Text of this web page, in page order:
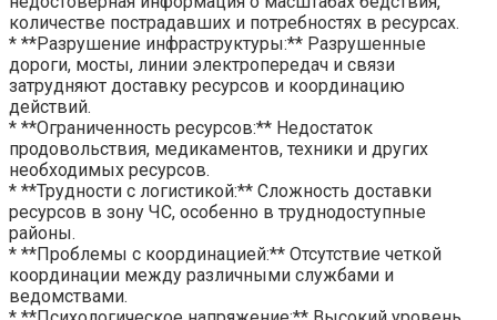
количестве пострадавших и потребностях в ресурсах.
* **Разрушение инфраструктуры:** Разрушенные
дороги, мосты, линии электропередач и связи
затрудняют доставку ресурсов и координацию
действий.
* **Ограниченность ресурсов:** Недостаток
продовольствия, медикаментов, техники и других
необходимых ресурсов.
* **Трудности с логистикой:** Сложность доставки
ресурсов в зону ЧС, особенно в труднодоступные
районы.
* **Проблемы с координацией:** Отсутствие четкой
координации между различными службами и
ведомствами.